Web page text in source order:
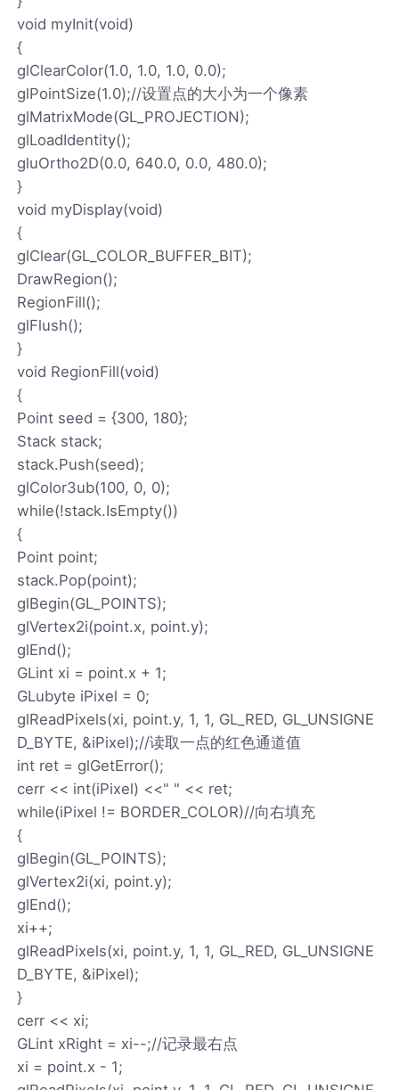
void myInit(void)
{
glClearColor(1.0, 1.0, 1.0, 0.0);
glPointSize(1.0);//设置点的大小为一个像素
glMatrixMode(GL_PROJECTION);
glLoadIdentity();
gluOrtho2D(0.0, 640.0, 0.0, 480.0);
}
void myDisplay(void)
{
glClear(GL_COLOR_BUFFER_BIT);
DrawRegion();
RegionFill();
glFlush();
}
void RegionFill(void)
{
Point seed = {300, 180};
Stack stack;
stack.Push(seed);
glColor3ub(100, 0, 0);
while(!stack.IsEmpty())
{
Point point;
stack.Pop(point);
glBegin(GL_POINTS);
glVertex2i(point.x, point.y);
glEnd();
GLint xi = point.x + 1;
GLubyte iPixel = 0;
glReadPixels(xi, point.y, 1, 1, GL_RED, GL_UNSIGNE
D_BYTE, &iPixel);//读取一点的红色通道值
int ret = glGetError();
cerr << int(iPixel) <<" " << ret;
while(iPixel != BORDER_COLOR)//向右填充
{
glBegin(GL_POINTS);
glVertex2i(xi, point.y);
glEnd();
xi++;
glReadPixels(xi, point.y, 1, 1, GL_RED, GL_UNSIGNE
D_BYTE, &iPixel);
}
cerr << xi;
GLint xRight = xi--;//记录最右点
xi = point.x - 1;